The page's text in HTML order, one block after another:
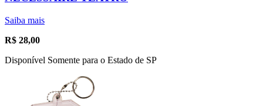
Saiba mais
R$ 28,00
Disponível Somente para o Estado de SP